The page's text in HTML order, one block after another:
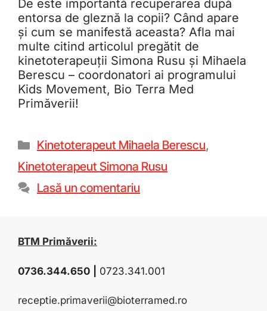
De este importantă recuperarea după
entorsa de gleznă la copii? Când apare
și cum se manifestă aceasta? Afla mai
multe citind articolul pregătit de
kinetoterapeuții Simona Rusu și Mihaela
Berescu – coordonatori ai programului
Kids Movement, Bio Terra Med
Primăverii!
Kinetoterapeut Mihaela Berescu,
Kinetoterapeut Simona Rusu
Lasă un comentariu
BTM Primăverii:
0736.344.650 0723.341.001
receptie.primaverii@bioterramed.ro